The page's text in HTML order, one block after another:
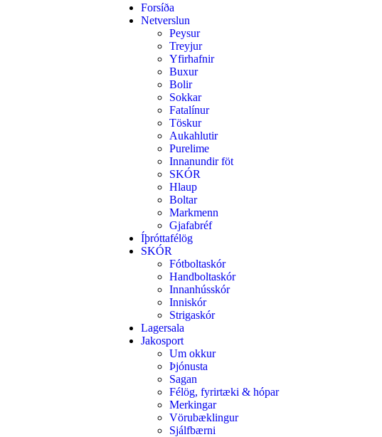
Forsíða
Netverslun
Peysur
Treyjur
Yfirhafnir
Buxur
Bolir
Sokkar
Fatalínur
Töskur
Aukahlutir
Purelime
Innanundir föt
SKÓR
Hlaup
Boltar
Markmenn
Gjafabréf
Íþróttafélög
SKÓR
Fótboltaskór
Handboltaskór
Innanhússkór
Inniskór
Strigaskór
Lagersala
Jakosport
Um okkur
Þjónusta
Sagan
Félög, fyrirtæki & hópar
Merkingar
Vörubæklingur
Sjálfbærni